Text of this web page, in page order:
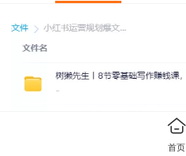
首页